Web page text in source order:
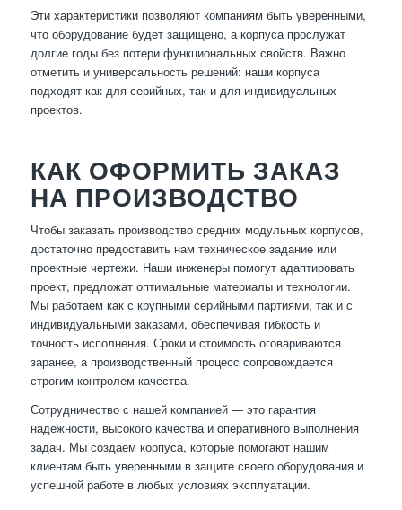
Эти характеристики позволяют компаниям быть уверенными,
что оборудование будет защищено, а корпуса прослужат
долгие годы без потери функциональных свойств. Важно
отметить и универсальность решений: наши корпуса
подходят как для серийных, так и для индивидуальных
проектов.
КАК ОФОРМИТЬ ЗАКАЗ
НА ПРОИЗВОДСТВО
Чтобы заказать производство средних модульных корпусов,
достаточно предоставить нам техническое задание или
проектные чертежи. Наши инженеры помогут адаптировать
проект, предложат оптимальные материалы и технологии.
Мы работаем как с крупными серийными партиями, так и с
индивидуальными заказами, обеспечивая гибкость и
точность исполнения. Сроки и стоимость оговариваются
заранее, а производственный процесс сопровождается
строгим контролем качества.
Сотрудничество с нашей компанией — это гарантия
надежности, высокого качества и оперативного выполнения
задач. Мы создаем корпуса, которые помогают нашим
клиентам быть уверенными в защите своего оборудования и
успешной работе в любых условиях эксплуатации.